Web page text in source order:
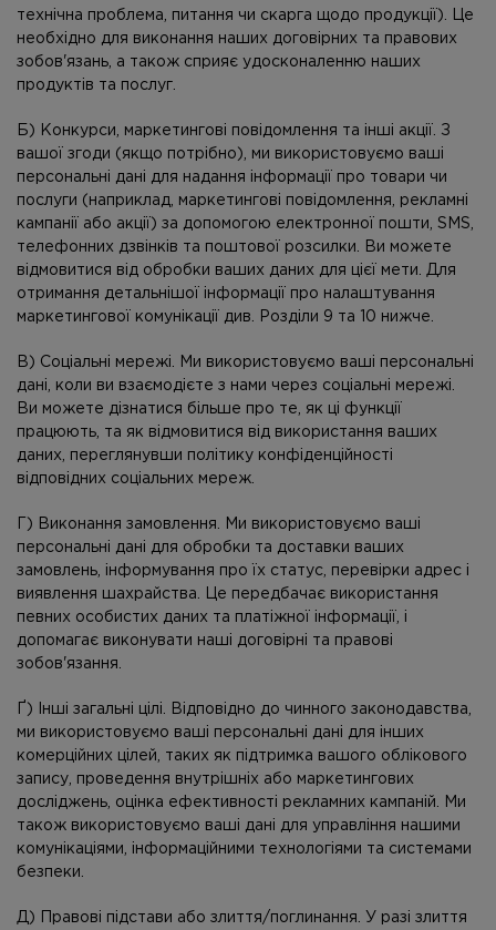
технічна проблема, питання чи скарга щодо продукції). Це
необхідно для виконання наших договірних та правових
зобов'язань, а також сприяє удосконаленню наших
продуктів та послуг.
Б) Конкурси, маркетингові повідомлення та інші акції. З
вашої згоди (якщо потрібно), ми використовуємо ваші
персональні дані для надання інформації про товари чи
послуги (наприклад, маркетингові повідомлення, рекламні
кампанії або акції) за допомогою електронної пошти, SMS,
телефонних дзвінків та поштової розсилки. Ви можете
відмовитися від обробки ваших даних для цієї мети. Для
отримання детальнішої інформації про налаштування
маркетингової комунікації див. Розділи 9 та 10 нижче.
В) Соціальні мережі. Ми використовуємо ваші персональні
дані, коли ви взаємодієте з нами через соціальні мережі.
Ви можете дізнатися більше про те, як ці функції
працюють, та як відмовитися від використання ваших
даних, переглянувши політику конфіденційності
відповідних соціальних мереж.
Г) Виконання замовлення. Ми використовуємо ваші
персональні дані для обробки та доставки ваших
замовлень, інформування про їх статус, перевірки адрес і
виявлення шахрайства. Це передбачає використання
певних особистих даних та платіжної інформації, і
допомагає виконувати наші договірні та правові
зобов'язання.
Ґ) Інші загальні цілі. Відповідно до чинного законодавства,
ми використовуємо ваші персональні дані для інших
комерційних цілей, таких як підтримка вашого облікового
запису, проведення внутрішніх або маркетингових
досліджень, оцінка ефективності рекламних кампаній. Ми
також використовуємо ваші дані для управління нашими
комунікаціями, інформаційними технологіями та системами
безпеки.
Д) Правові підстави або злиття/поглинання. У разі злиття